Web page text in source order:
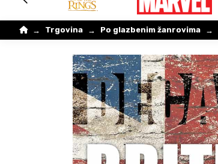
Home
→ Trgovina → Po glazbenim žanrovima →